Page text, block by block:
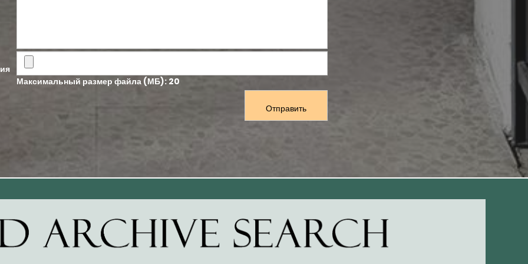
Максимальный размер файла (МБ): 20
Отправить